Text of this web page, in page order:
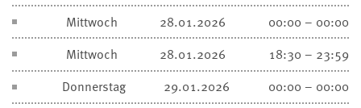
Mittwoch
28.01.2026
00:00 – 00:00
Mittwoch
28.01.2026
18:30 – 23:59
Donnerstag
29.01.2026
00:00 – 00:00